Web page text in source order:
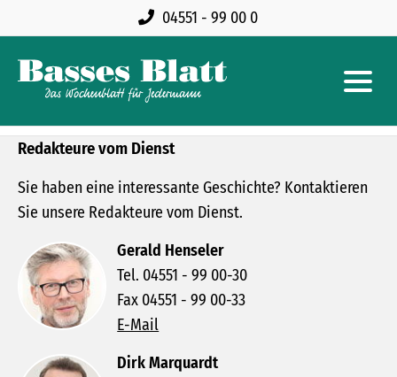
04551 - 99 00 0
Redakteure vom Dienst
Sie haben eine interessante Geschichte? Kontaktieren
Sie unsere Redakteure vom Dienst.
Gerald Henseler
Tel. 04551 - 99 00-30
Fax 04551 - 99 00-33
E-Mail
Dirk Marquardt